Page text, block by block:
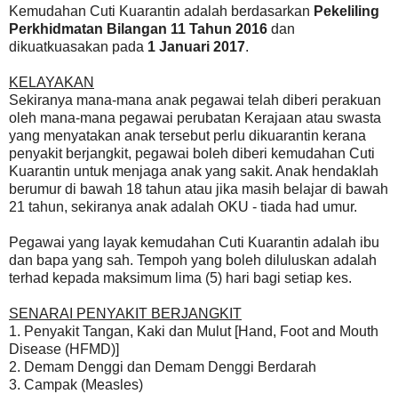
Kemudahan Cuti Kuarantin adalah berdasarkan Pekeliling
Perkhidmatan Bilangan 11 Tahun 2016 dan
dikuatkuasakan pada 1 Januari 2017.
KELAYAKAN
Sekiranya mana-mana anak pegawai telah diberi perakuan
oleh mana-mana pegawai perubatan Kerajaan atau swasta
yang menyatakan anak tersebut perlu dikuarantin kerana
penyakit berjangkit, pegawai boleh diberi kemudahan Cuti
Kuarantin untuk menjaga anak yang sakit. Anak hendaklah
berumur di bawah 18 tahun atau jika masih belajar di bawah
21 tahun, sekiranya anak adalah OKU - tiada had umur.
Pegawai yang layak kemudahan Cuti Kuarantin adalah ibu
dan bapa yang sah. Tempoh yang boleh diluluskan adalah
terhad kepada maksimum lima (5) hari bagi setiap kes.
SENARAI PENYAKIT BERJANGKIT
1. Penyakit Tangan, Kaki dan Mulut [Hand, Foot and Mouth
Disease (HFMD)]
2. Demam Denggi dan Demam Denggi Berdarah
3. Campak (Measles)